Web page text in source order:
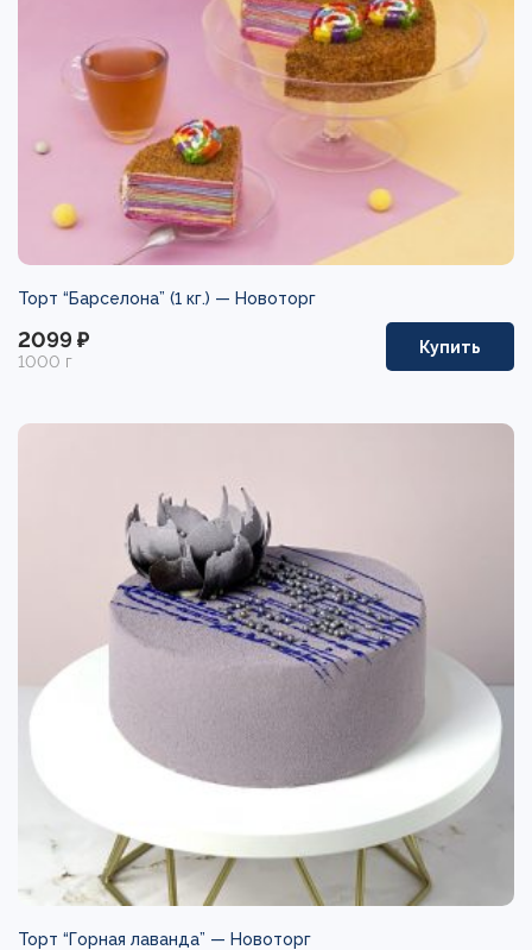
Торт “Барселона” (1 кг.) — Новоторг
2099 ₽
1000 г
Купить
Торт “Горная лаванда” — Новоторг